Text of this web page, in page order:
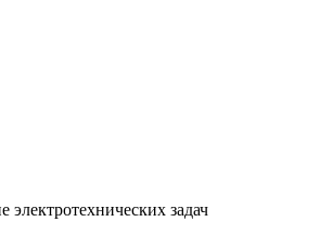
задач